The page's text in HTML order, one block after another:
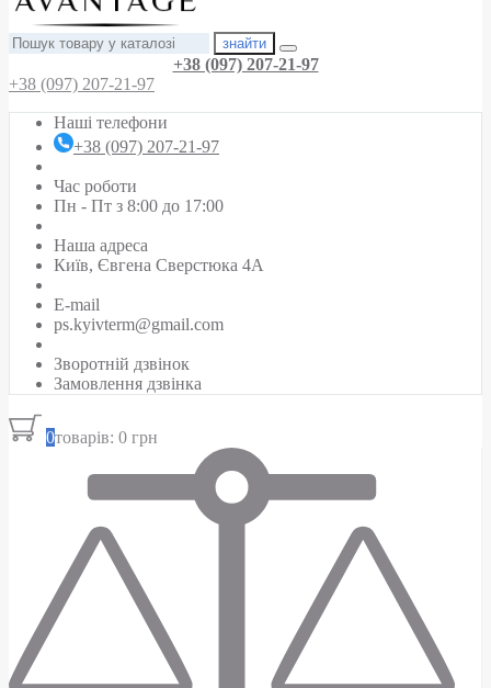
знайти
+38 (097) 207-21-97
+38 (097) 207-21-97
Наші телефони
+38 (097) 207-21-97
Час роботи
Пн - Пт з 8:00 до 17:00
Наша адреса
Київ, Євгена Сверстюка 4А
E-mail
ps.kyivterm@gmail.com
Зворотній дзвінок
Замовлення дзвінка
0товарів: 0 грн